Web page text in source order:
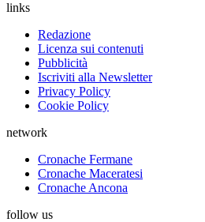
links
Redazione
Licenza sui contenuti
Pubblicità
Iscriviti alla Newsletter
Privacy Policy
Cookie Policy
network
Cronache Fermane
Cronache Maceratesi
Cronache Ancona
follow us